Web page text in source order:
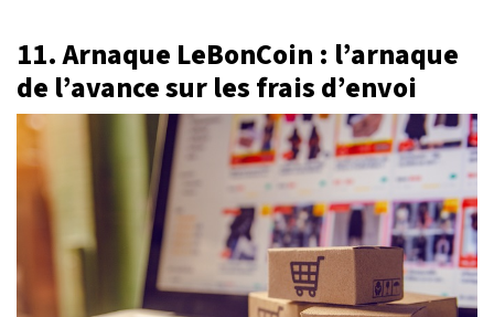
11. Arnaque LeBonCoin : l’arnaque
de l’avance sur les frais d’envoi